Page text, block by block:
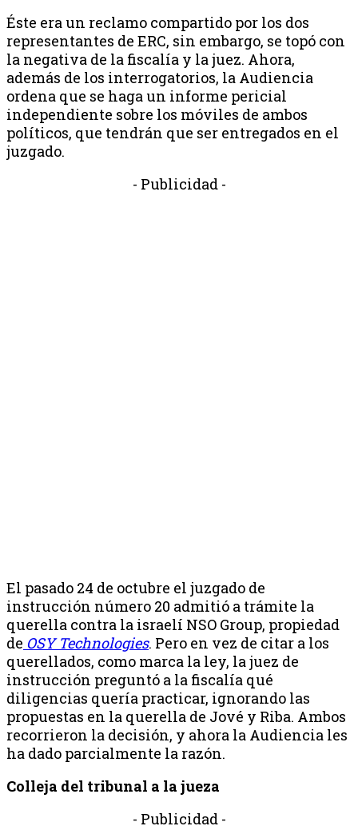
Éste era un reclamo compartido por los dos
representantes de ERC, sin embargo, se topó con
la negativa de la fiscalía y la juez. Ahora,
además de los interrogatorios, la Audiencia
ordena que se haga un informe pericial
independiente sobre los móviles de ambos
políticos, que tendrán que ser entregados en el
juzgado.
- Publicidad -
El pasado 24 de octubre el juzgado de
instrucción número 20 admitió a trámite la
querella contra la israelí NSO Group, propiedad
de OSY Technologies. Pero en vez de citar a los
querellados, como marca la ley, la juez de
instrucción preguntó a la fiscalía qué
diligencias quería practicar, ignorando las
propuestas en la querella de Jové y Riba. Ambos
recorrieron la decisión, y ahora la Audiencia les
ha dado parcialmente la razón.
Colleja del tribunal a la jueza
- Publicidad -